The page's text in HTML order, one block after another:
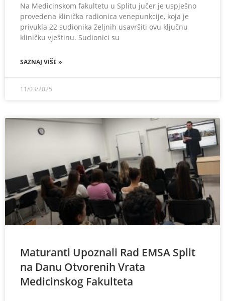
Na Medicinskom fakultetu u Splitu jučer je uspješno
provedena klinička radionica venepunkcije, koja je
privukla 22 sudionika željnih usavršiti ovu ključnu
kliničku vještinu. Sudionici su
SAZNAJ VIŠE »
11/03/2025
Maturanti Upoznali Rad EMSA Split
na Danu Otvorenih Vrata
Medicinskog Fakulteta